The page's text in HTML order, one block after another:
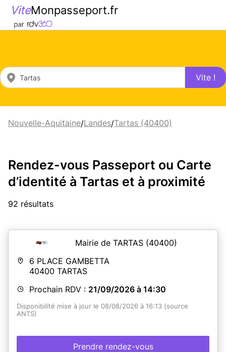
ViteMonpasseport.fr
Vite !
Nouvelle-Aquitaine/Landes/Tartas (40400)
Rendez-vous Passeport ou Carte
d’identité à Tartas et à proximité
92 résultats
Mairie de TARTAS (40400)
6 PLACE GAMBETTA
40400 TARTAS
Prochain RDV : 21/09/2026 à 14:30
Disponibilité mise à jour le 08/08/2026 à 16:13 (source
ANTS)
Prendre rendez-vous